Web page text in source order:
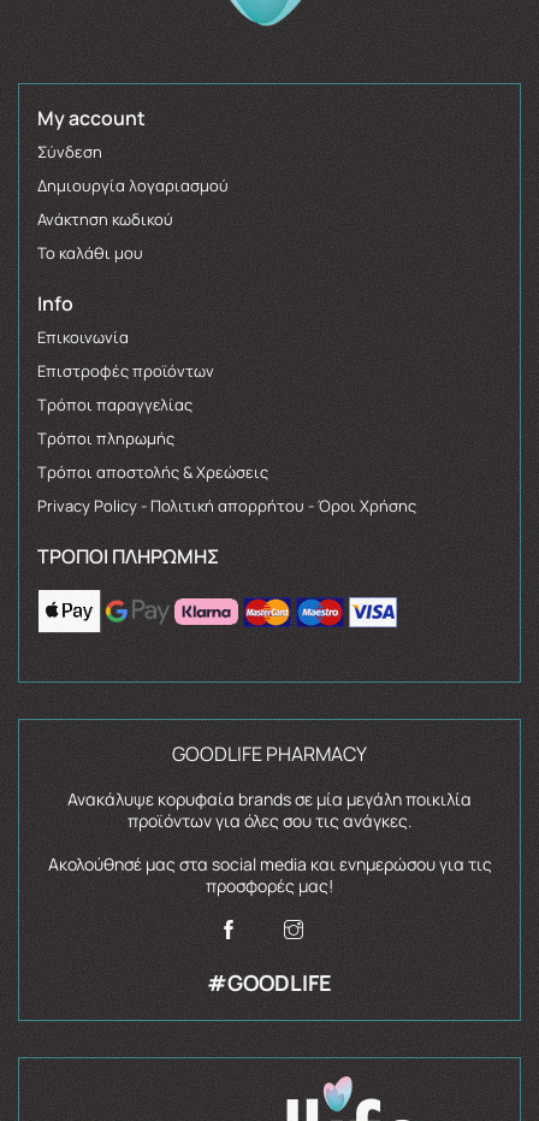
My account
Σύνδεση
Δημιουργία λογαριασμού
Ανάκτηση κωδικού
Το καλάθι μου
Info
Επικοινωνία
Επιστροφές προϊόντων
Τρόποι παραγγελίας
Τρόποι πληρωμής
Τρόποι αποστολής & Χρεώσεις
Privacy Policy - Πολιτική απορρήτου - Όροι Χρήσης
ΤΡΌΠΟΙ ΠΛΗΡΩΜΉΣ
GOODLIFE PHARMACY
Ανακάλυψε κορυφαία brands σε μία μεγάλη ποικιλία
προϊόντων για όλες σου τις ανάγκες.
Ακολούθησέ μας στα social media και ενημερώσου για τις
προσφορές μας!
#GOODLIFE